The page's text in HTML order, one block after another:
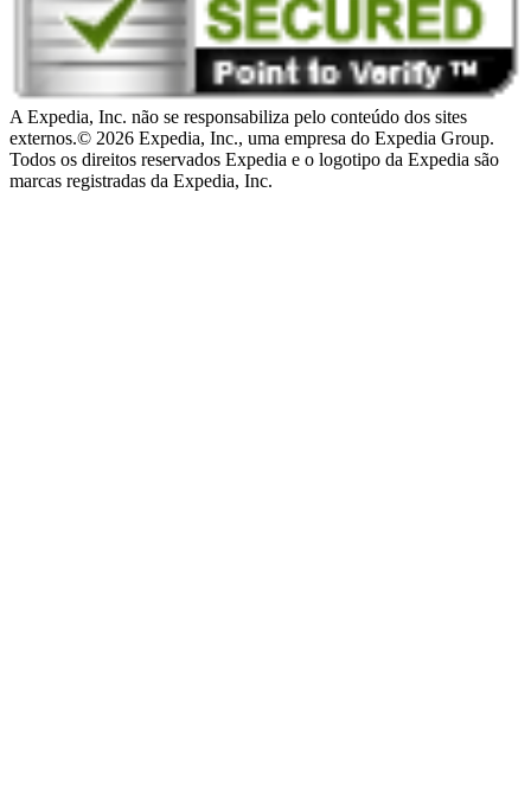
A Expedia, Inc. não se responsabiliza pelo conteúdo dos sites
externos.© 2026 Expedia, Inc., uma empresa do Expedia Group.
Todos os direitos reservados Expedia e o logotipo da Expedia são
marcas registradas da Expedia, Inc.